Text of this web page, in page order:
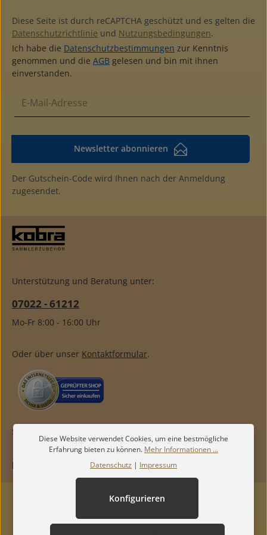
Diese Seite ist durch reCAPTCHA geschützt und es gelten die
Datenschutzrichtlinie und Nutzungsbedingungen.
Ich habe die Datenschutzbestimmungen zur Kenntnis
genommen und die AGB gelesen und bin mit ihnen
einverstanden.
Newsletter abonnieren
Der Gutschein-Code wird Ihnen nach der Anmeldung
zugesendet.
Unterstützung und Beratung unter:
07022 - 61212
Mo-Fr 8:00 - 16:00 Uhr
Oder über unser Kontaktformular.
SERVICE
INFORMATIONEN
Diese Website verwendet Cookies, um eine bestmögliche
Erfahrung bieten zu können. Mehr Informationen ...
Datenschutz | Impressum
Konfigurieren